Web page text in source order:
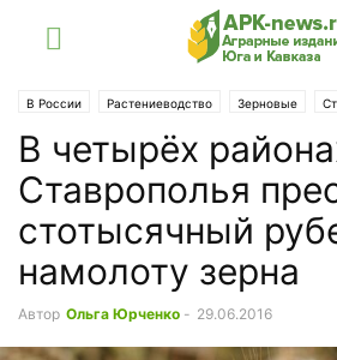
В России Растениеводство Зерновые
В четырёх
Ставрополья
стотысячный
намолоту зерна
Автор Ольга Юрченко - 29.06.2016